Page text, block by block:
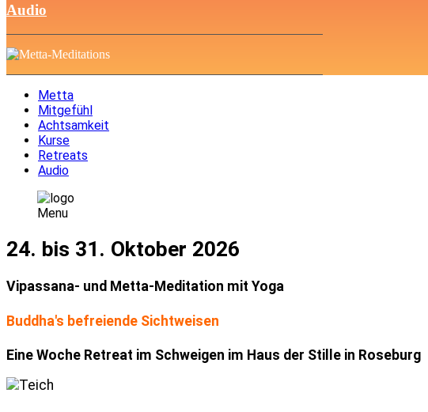
Audio
Metta
Mitgefühl
Achtsamkeit
Kurse
Retreats
Audio
Menu
24. bis 31. Oktober 2026
Vipassana- und Metta-Meditation mit Yoga
Buddha's befreiende Sichtweisen
Eine Woche Retreat im Schweigen im Haus der Stille in Roseburg